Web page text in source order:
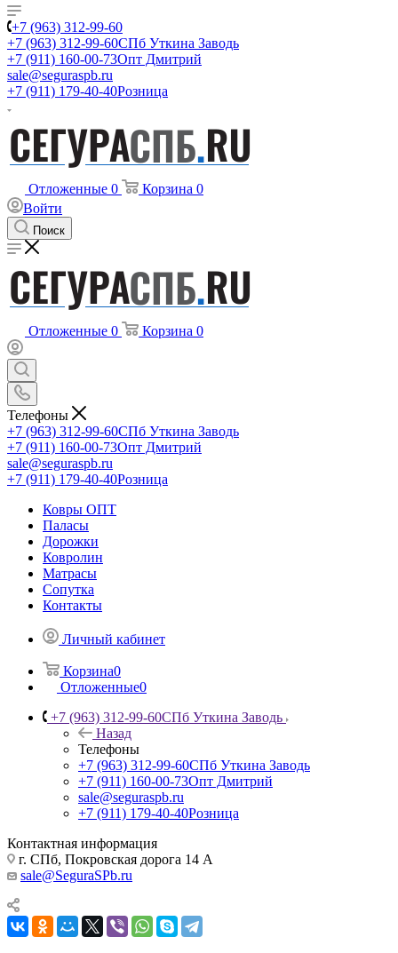
+7 (963) 312-99-60
+7 (963) 312-99-60СПб Уткина Заводь
+7 (911) 160-00-73Опт Дмитрий
sale@seguraspb.ru
+7 (911) 179-40-40Розница
Отложенные 0 Корзина 0
Войти
Поиск
Отложенные 0 Корзина 0
Телефоны
+7 (963) 312-99-60СПб Уткина Заводь
+7 (911) 160-00-73Опт Дмитрий
sale@seguraspb.ru
+7 (911) 179-40-40Розница
Ковры ОПТ
Паласы
Дорожки
Ковролин
Матрасы
Сопутка
Контакты
Личный кабинет
Корзина0
Отложенные0
+7 (963) 312-99-60СПб Уткина Заводь
Назад
Телефоны
+7 (963) 312-99-60СПб Уткина Заводь
+7 (911) 160-00-73Опт Дмитрий
sale@seguraspb.ru
+7 (911) 179-40-40Розница
Контактная информация
г. СПб, Покровская дорога 14 А
sale@SeguraSPb.ru